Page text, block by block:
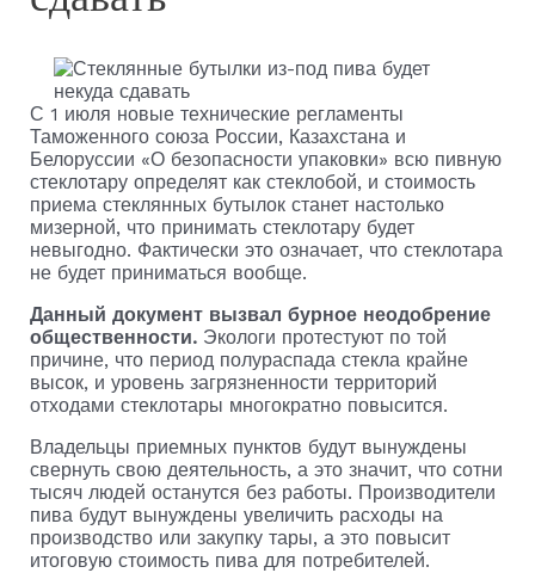
С 1 июля новые технические регламенты
Таможенного союза России, Казахстана и
Белоруссии «О безопасности упаковки» всю пивную
стеклотару определят как стеклобой, и стоимость
приема стеклянных бутылок станет настолько
мизерной, что принимать стеклотару будет
невыгодно. Фактически это означает, что стеклотара
не будет приниматься вообще.
Данный документ вызвал бурное неодобрение
общественности.Экологи протестуют по той
причине, что период полураспада стекла крайне
высок, и уровень загрязненности территорий
отходами стеклотары многократно повысится.
Владельцы приемных пунктов будут вынуждены
свернуть свою деятельность, а это значит, что сотни
тысяч людей останутся без работы. Производители
пива будут вынуждены увеличить расходы на
производство или закупку тары, а это повысит
итоговую стоимость пива для потребителей.